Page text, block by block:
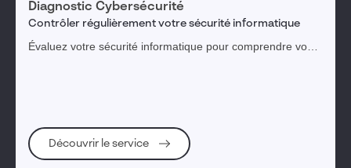
Diagnostic Cybersécurité
Contrôler régulièrement votre sécurité informatique
Évaluez votre sécurité informatique pour comprendre vos
Découvrir le service